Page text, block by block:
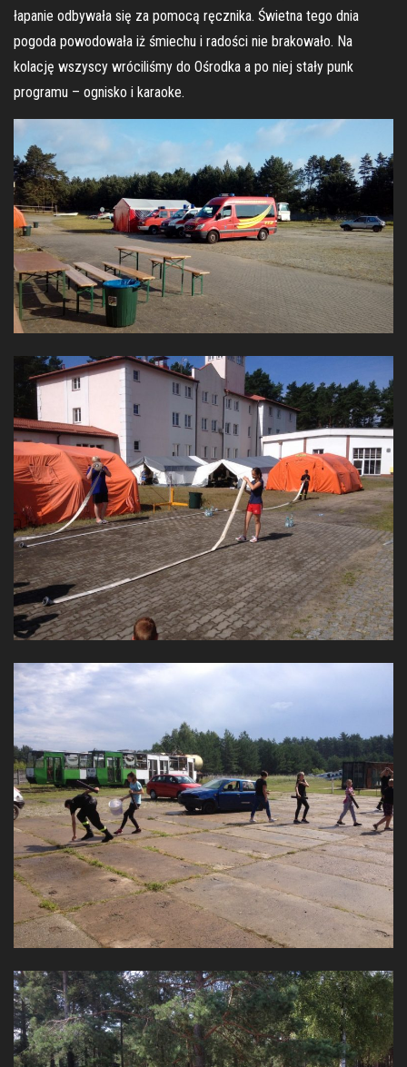
łapanie odbywała się za pomocą ręcznika. Świetna tego dnia
pogoda powodowała iż śmiechu i radości nie brakowało. Na
kolację wszyscy wróciliśmy do Ośrodka a po niej stały punk
programu – ognisko i karaoke.